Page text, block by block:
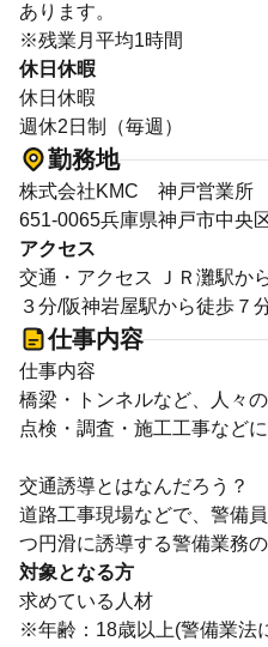
あります。
※残業月平均1時間
休日休暇
休日休暇
週休2日制（毎週）
勤務地
株式会社KMC 神戸営業所
651-0065兵庫県神戸市中
アクセス
交通・アクセス ＪＲ灘駅か
３分/阪神岩屋駅から徒歩７
仕事内容
仕事内容
橋梁・トンネルなど、人々
点検・調査・施工工事など
交通誘導とはなんだろう？
道路工事現場などで、警備
つ円滑に誘導する警備業務の
対象となる方
求めている人材
※年齢：18歳以上(警備業法